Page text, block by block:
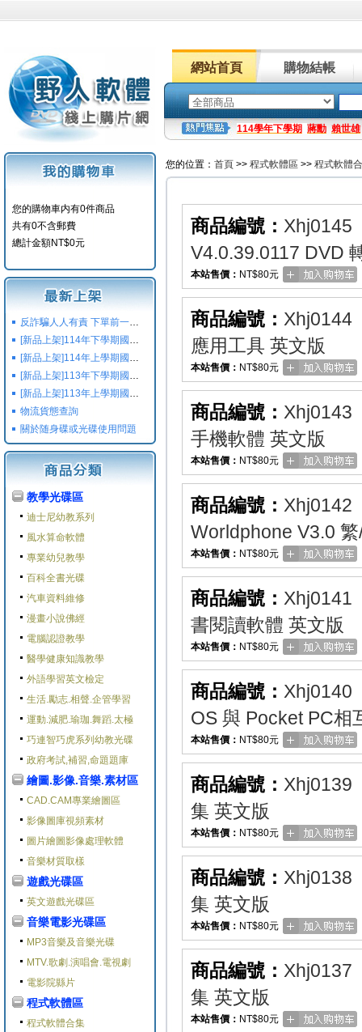
網站首頁 購物結帳
114學年下學期 蔣勳 賴世雄
您的購物車内有0件商品
共有0不含郵費
總計金額NT$0元
反詐騙人人有責 下單前一定要注意
[新品上架]114年下學期國小國中高中命題光碟,校用卷,習作
[新品上架]114年上學期國小國中高中命題光碟,校用卷,習作
[新品上架]113年下學期國小國中高中命題光碟,校用卷,習作
[新品上架]113年上學期國小國中高中命題光碟,校用卷,習作
物流貨態查詢
關於随身碟或光碟使用問題
教學光碟區
迪士尼幼教系列
風水算命軟體
專業幼兒教學
百科全書光碟
汽車資料維修
漫畫小說佛經
電腦認證教學
醫學健康知識教學
外語學習英文檢定
生活.勵志.相聲.企管學習
運動.減肥.瑜珈.舞蹈.太極
巧連智巧虎系列幼教光碟
政府考試,補習,命題題庫
繪圖.影像.音樂.素材區
CAD.CAM專業繪圖區
影像圖庫視頻素材
圖片繪圖影像處理軟體
音樂材質取樣
遊戲光碟區
英文遊戲光碟區
音樂電影光碟區
MP3音樂及音樂光碟
MTV.歌劇.演唱會.電視劇
電影院縣片
程式軟體區
程式軟體合集
您的位置： 首頁 >> 程式軟體區 >> 程式軟體
商品編號： Xhj0145
V4.0.39.0117 DVD
本站售價： NT$80元
商品編號： Xhj0144
應用工具 英文版
本站售價： NT$80元
商品編號： Xhj0143
手機軟體 英文版
本站售價： NT$80元
商品編號： Xhj0142
Worldphone V3.0
本站售價： NT$80元
商品編號： Xhj0141
書閱讀軟體 英文版
本站售價： NT$80元
商品編號： Xhj0140
OS 與 Pocket PC相
本站售價： NT$80元
商品編號： Xhj0139
集 英文版
本站售價： NT$80元
商品編號： Xhj0138
集 英文版
本站售價： NT$80元
商品編號： Xhj0137
集 英文版
本站售價： NT$80元